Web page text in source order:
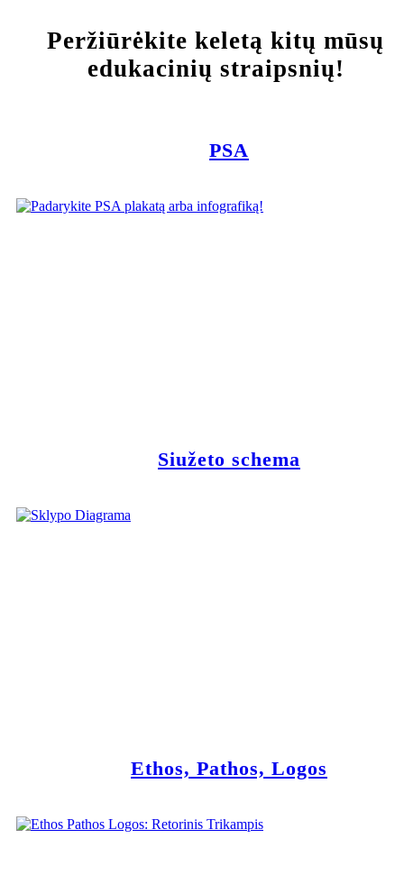
Peržiūrėkite keletą kitų mūsų
edukacinių straipsnių!
PSA
Siužeto schema
Ethos, Pathos, Logos